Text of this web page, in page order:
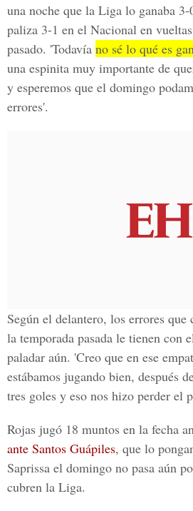
una noche que la Liga lo ganaba 3-
paliza 3-1 en el Nacional en
pasado. 'Todavía no sé lo qué es
una espinita muy importante de
y esperemos que el domingo
errores'.
Según el delantero, los errores que
la temporada pasada le tienen con
paladar aún. 'Creo que en ese
estábamos jugando bien, después
tres goles y eso nos hizo perder el
Rojas jugó 18 muntos en la fecha
ante Santos Guápiles, que lo
Saprissa el domingo no pasa aún
cubren la Liga.